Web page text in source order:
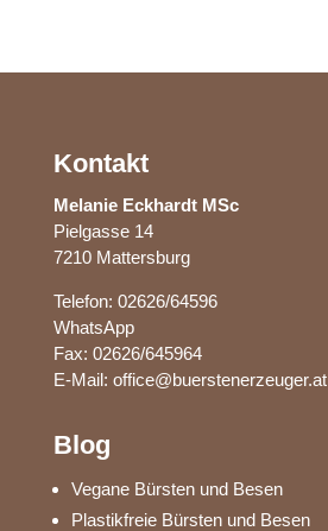
Kontakt
Melanie Eckhardt MSc
Pielgasse 14
7210 Mattersburg
Telefon: 02626/64596
WhatsApp
Fax: 02626/645964
E-Mail: office@buerstenerzeuger.at
Blog
Vegane Bürsten und Besen
Plastikfreie Bürsten und Besen